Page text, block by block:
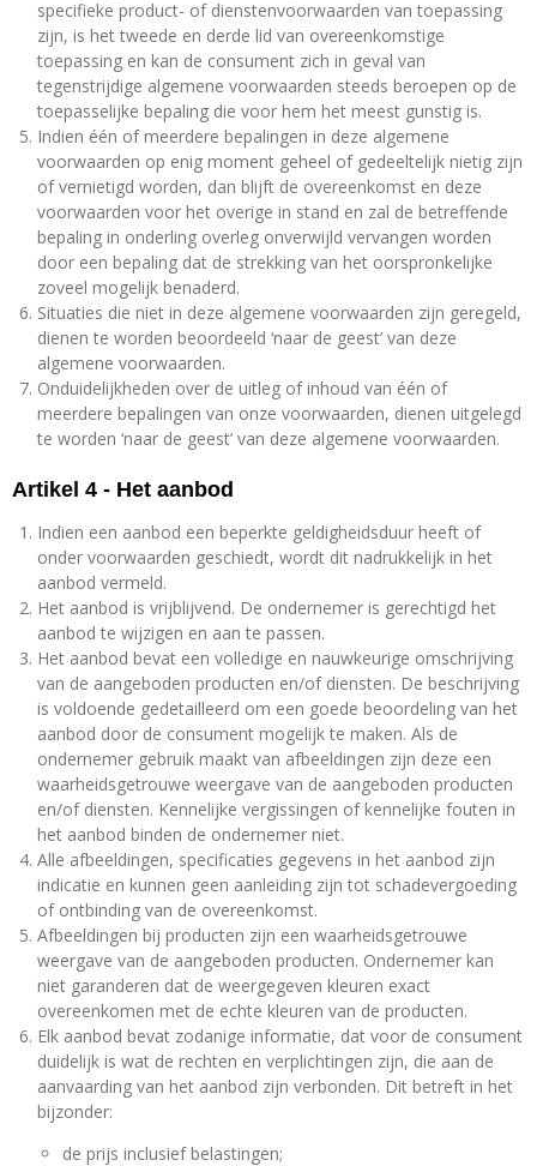
specifieke product- of dienstenvoorwaarden van toepassing
zijn, is het tweede en derde lid van overeenkomstige
toepassing en kan de consument zich in geval van
tegenstrijdige algemene voorwaarden steeds beroepen op de
toepasselijke bepaling die voor hem het meest gunstig is.
Indien één of meerdere bepalingen in deze algemene
voorwaarden op enig moment geheel of gedeeltelijk nietig zijn
of vernietigd worden, dan blijft de overeenkomst en deze
voorwaarden voor het overige in stand en zal de betreffende
bepaling in onderling overleg onverwijld vervangen worden
door een bepaling dat de strekking van het oorspronkelijke
zoveel mogelijk benaderd.
Situaties die niet in deze algemene voorwaarden zijn geregeld,
dienen te worden beoordeeld ‘naar de geest’ van deze
algemene voorwaarden.
Onduidelijkheden over de uitleg of inhoud van één of
meerdere bepalingen van onze voorwaarden, dienen uitgelegd
te worden ‘naar de geest’ van deze algemene voorwaarden.
Artikel 4 - Het aanbod
Indien een aanbod een beperkte geldigheidsduur heeft of
onder voorwaarden geschiedt, wordt dit nadrukkelijk in het
aanbod vermeld.
Het aanbod is vrijblijvend. De ondernemer is gerechtigd het
aanbod te wijzigen en aan te passen.
Het aanbod bevat een volledige en nauwkeurige omschrijving
van de aangeboden producten en/of diensten. De beschrijving
is voldoende gedetailleerd om een goede beoordeling van het
aanbod door de consument mogelijk te maken. Als de
ondernemer gebruik maakt van afbeeldingen zijn deze een
waarheidsgetrouwe weergave van de aangeboden producten
en/of diensten. Kennelijke vergissingen of kennelijke fouten in
het aanbod binden de ondernemer niet.
Alle afbeeldingen, specificaties gegevens in het aanbod zijn
indicatie en kunnen geen aanleiding zijn tot schadevergoeding
of ontbinding van de overeenkomst.
Afbeeldingen bij producten zijn een waarheidsgetrouwe
weergave van de aangeboden producten. Ondernemer kan
niet garanderen dat de weergegeven kleuren exact
overeenkomen met de echte kleuren van de producten.
Elk aanbod bevat zodanige informatie, dat voor de consument
duidelijk is wat de rechten en verplichtingen zijn, die aan de
aanvaarding van het aanbod zijn verbonden. Dit betreft in het
bijzonder:
de prijs inclusief belastingen;